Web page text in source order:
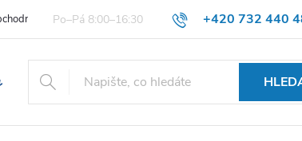
+420 732 440
podmínky pro spotřebitele VŠEOBECNÉ